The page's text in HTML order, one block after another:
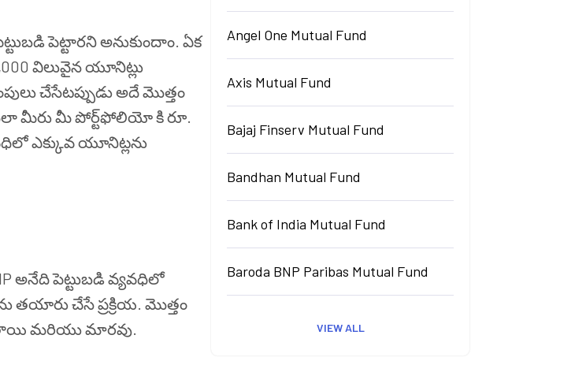
పెట్టారని అనుకుందాం. ఏక
విలువైన యూనిట్లు
చేసేటప్పుడు అదే మొత్తం
నెలా మీరు మీ పోర్ట్‌ఫోలియో కి రూ.
ఎక్కువ యూనిట్లను
అనేది పెట్టుబడి వ్యవధిలో
తయారు చేసే ప్రక్రియ. మొత్తం
మరియు మారవు.
Angel One Mutual Fund
Axis Mutual Fund
Bajaj Finserv Mutual Fund
Bandhan Mutual Fund
Bank of India Mutual Fund
Baroda BNP Paribas Mutual Fund
VIEW ALL